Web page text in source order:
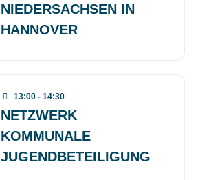
NIEDERSACHSEN IN
HANNOVER
13:00 - 14:30
NETZWERK
KOMMUNALE
JUGENDBETEILIGUNG